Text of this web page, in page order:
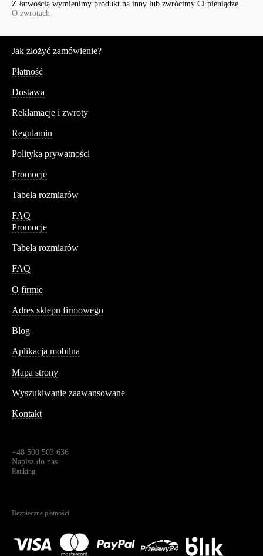
Z łatwością wymienimy produkt na inny lub zwrócimy Ci pieniądze.
O zwrotach
Jak złożyć zamówienie?
Płatność
Dostawa
Reklamacje i zwroty
Regulamin
Polityka prywatności
Promocje
Tabela rozmiarów
FAQ
Promocje
Tabela rozmiarów
FAQ
O firmie
Adres sklepu firmowego
Blog
Aplikacja mobilna
Mapa strony
Wyszukiwanie zaawansowane
Kontakt
+48 500 503 636
Napisz do nas
Ranking
Bezpieczne płatności